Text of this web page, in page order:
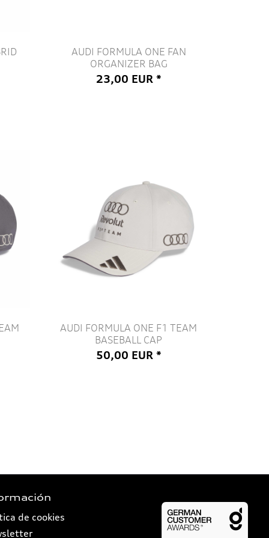
AUDI FORMULA ONE FAN
ORGANIZER BAG
23,00 EUR *
AUDI FORMULA ONE F1 TEAM
BASEBALL CAP
50,00 EUR *
de cookies